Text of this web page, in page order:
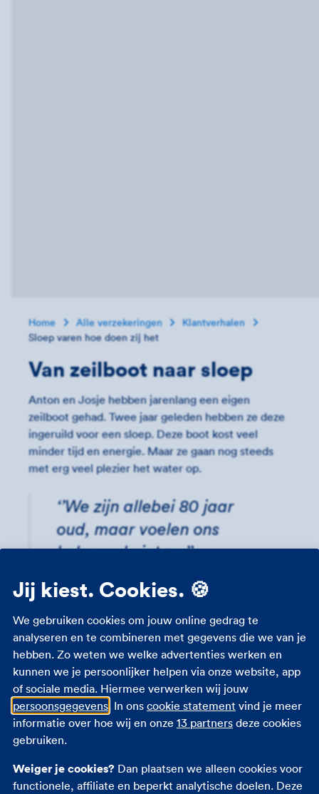
Home Alle verzekeringen
Klantverhalen
Sloep varen hoe doen zij het
Van zeilboot naar sloep
Anton en Josje hebben jarenlang een eigen
zeilboot gehad. Twee jaar geleden hebben ze deze
ingeruild voor een sloep. Deze boot kost veel
minder tijd en energie. Maar ze gaan nog steeds
met erg veel plezier het water op.
‘’We zijn allebei 80 jaar
oud, maar voelen ons
helemaal niet zo.’’
Jij kiest. Cookies. 🍪
We gebruiken cookies om jouw online gedrag te
analyseren en te combineren met gegevens die we van je
hebben. Zo weten we welke advertenties werken en
kunnen we je persoonlijker helpen via onze website, app
of sociale media. Hiermee verwerken wij jouw
persoonsgegevens. In ons cookie statement vind je meer
informatie over hoe wij en onze 13 partnersdeze cookies
gebruiken.
Weiger je cookies? Dan plaatsen we alleen cookies voor
functionele, affiliate en beperkt analytische doelen. Deze